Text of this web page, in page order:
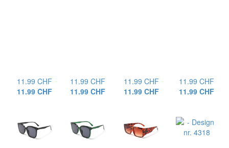
11.99 CHF
11.99 CHF
11.99 CHF
11.99 CHF
11.99 CHF
11.99 CHF
11.99 CHF
11.99 CHF